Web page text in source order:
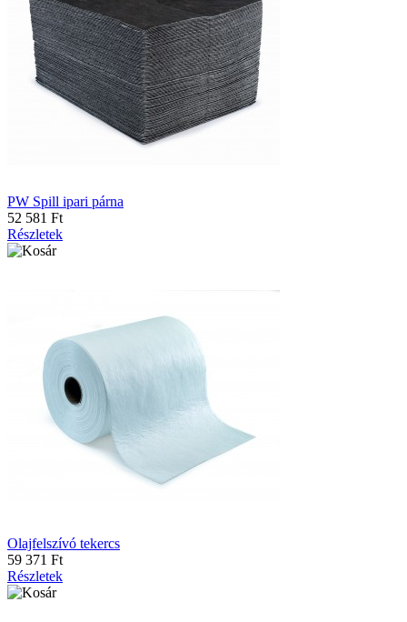
PW Spill ipari párna
52 581 Ft
Részletek
Olajfelszívó tekercs
59 371 Ft
Részletek